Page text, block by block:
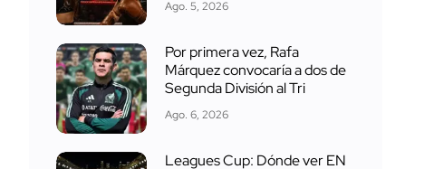
Ago. 5, 2026
Por primera vez, Rafa
Márquez convocaría a dos de
Segunda División al Tri
Ago. 6, 2026
Leagues Cup: Dónde ver EN